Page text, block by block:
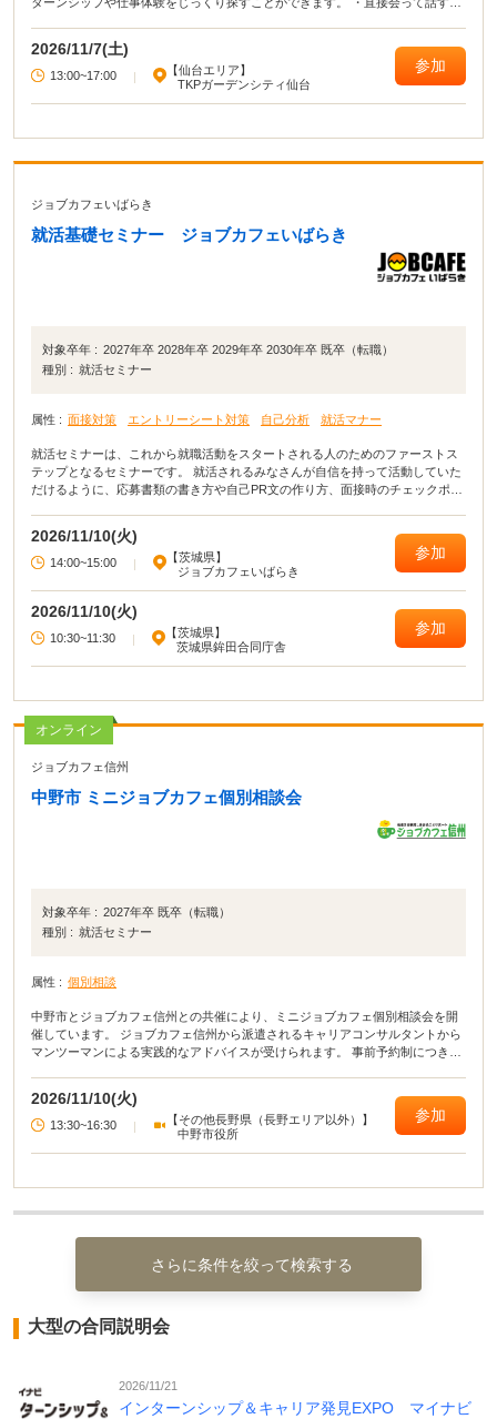
る！ ・周囲の学生の雰囲気が分かり意識が高まる！
2026/11/7(土)
13:00~17:00
【仙台エリア】
TKPガーデンシティ仙台
参加
ジョブカフェいばらき
就活基礎セミナー ジョブカフェいばらき
対象卒年 : 2027年卒 2028年卒 2029年卒 2030年卒 既卒（転職）
種別 : 就活セミナー
属性 : 面接対策 エントリーシート対策 自己分析 就活マナー
就活セミナーは、これから就職活動をスタートされる人のためのファーストス
テップとなるセミナーです。 就活されるみなさんが自信を持って活動していた
だけるように、応募書類の書き方や自己PR文の作り方、面接時のチェックポイ
2026/11/10(火)
14:00~15:00
【茨城県】
ジョブカフェいばらき
参加
2026/11/10(火)
10:30~11:30
【茨城県】
茨城県鉾田合同庁舎
参加
オンライン
ジョブカフェ信州
中野市 ミニジョブカフェ個別相談会
対象卒年 : 2027年卒 既卒（転職）
種別 : 就活セミナー
属性 : 個別相談
中野市とジョブカフェ信州との共催により、ミニジョブカフェ個別相談会を開
催しています。 ジョブカフェ信州から派遣されるキャリアコンサルタントから
マンツーマンによる実践的なアドバイスが受けられます。 事前予約制につき、
さい。 ご不明な点等がありましたら、お気軽にお問い合わせください。
2026/11/10(火)
13:30~16:30
【その他長野県（長野エリア以外）】
中野市役所
参加
さらに条件を絞って検索する
大型の合同説明会
2026/11/21
インターンシップ＆キャリア発見EXPO マイナビ